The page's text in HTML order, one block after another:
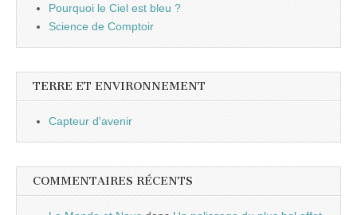
Pourquoi le Ciel est bleu ?
Science de Comptoir
TERRE ET ENVIRONNEMENT
Capteur d'avenir
COMMENTAIRES RÉCENTS